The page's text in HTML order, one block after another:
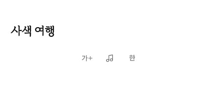
사색 여행